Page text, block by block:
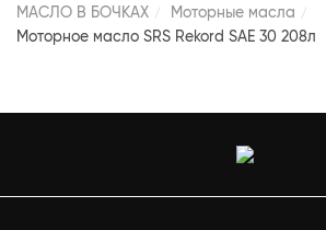
МАСЛО В БОЧКАХ
Моторные масла
Моторное масло SRS Rekord SAE 30 208л